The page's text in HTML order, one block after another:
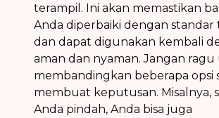
terampil. Ini akan memastikan
Anda diperbaiki dengan
dan dapat digunakan kembali
aman dan nyaman. Jangan
membandingkan beberapa opsi
membuat keputusan. Misalnya,
Anda pindah, Anda bisa juga